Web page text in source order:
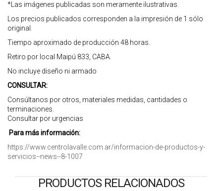
*Las imágenes publicadas son meramente ilustrativas.
Los precios publicados corresponden a la impresión de 1 sólo
original.
Tiempo aproximado de producción 48 horas.
Retiro por local Maipú 833, CABA.
No incluye diseño ni armado
CONSULTAR:
Consúltanos por otros, materiales medidas, cantidades o
terminaciones.
Consultar por urgencias
Para más información:
https://www.centrolavalle.com.ar/informacion-de-productos-y-
servicios--news--8-1007
PRODUCTOS RELACIONADOS